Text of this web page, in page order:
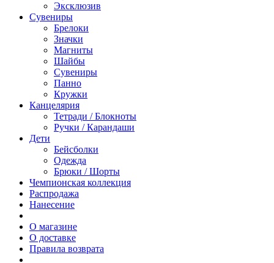
Эксклюзив
Сувениры
Брелоки
Значки
Магниты
Шайбы
Сувениры
Панно
Кружки
Канцелярия
Тетради / Блокноты
Ручки / Карандаши
Дети
Бейсболки
Одежда
Брюки / Шорты
Чемпионская коллекция
Распродажа
Нанесение
О магазине
О доставке
Правила возврата